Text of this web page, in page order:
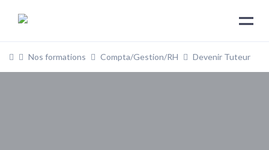
Nos formations Compta/Gestion/RH Devenir Tuteur